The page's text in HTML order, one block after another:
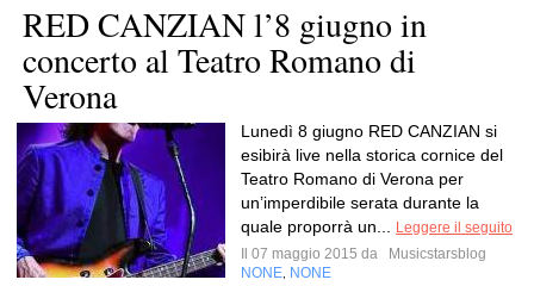
RED CANZIAN l’8 giugno in
concerto al Teatro Romano di
Verona
Lunedì 8 giugno RED CANZIAN si
esibirà live nella storica cornice del
Teatro Romano di Verona per
un’imperdibile serata durante la
quale proporrà un...
Leggere il seguito
Il 07 maggio 2015 da
Musicstarsblog
NONE NONE